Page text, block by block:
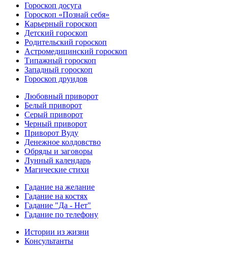
Гороскоп досуга
Гороскоп «Познай себя»
Карьерный гороскоп
Детский гороскоп
Родительский гороскоп
Астромедицинский гороскоп
Типажный гороскоп
Западный гороскоп
Гороскоп друидов
Любовный приворот
Белый приворот
Серый приворот
Черный приворот
Приворот Вуду
Денежное колдовство
Обряды и заговоры
Лунный календарь
Магические стихи
Гадание на желание
Гадание на костях
Гадание "Да - Нет"
Гадание по телефону
Истории из жизни
Консультанты